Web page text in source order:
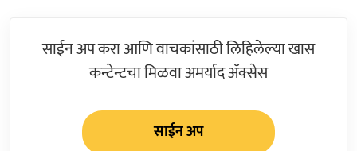
साईन अप करा आणि वाचकांसाठी लिहिलेल्या खास
कन्टेन्टचा मिळवा अमर्याद ॲक्सेस
साईन अप